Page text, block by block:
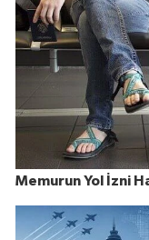
Memurun Yol İzni